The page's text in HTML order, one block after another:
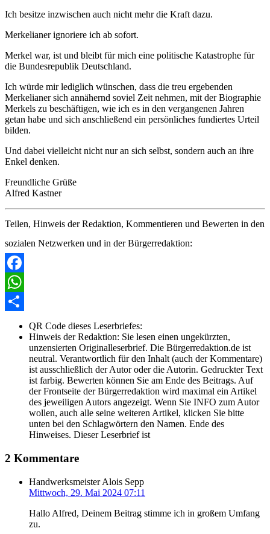
Ich besitze inzwischen auch nicht mehr die Kraft dazu.
Merkelianer ignoriere ich ab sofort.
Merkel war, ist und bleibt für mich eine politische Katastrophe für
die Bundesrepublik Deutschland.
Ich würde mir lediglich wünschen, dass die treu ergebenden
Merkelianer sich annähernd soviel Zeit nehmen, mit der Biographie
Merkels zu beschäftigen, wie ich es in den vergangenen Jahren
getan habe und sich anschließend ein persönliches fundiertes Urteil
bilden.
Und dabei vielleicht nicht nur an sich selbst, sondern auch an ihre
Enkel denken.
Freundliche Grüße
Alfred Kastner
Teilen, Hinweis der Redaktion, Kommentieren und Bewerten in den
sozialen Netzwerken und in der Bürgerredaktion:
Facebook
WhatsApp
QR Code dieses Leserbriefes:
Hinweis der Redaktion: Sie lesen einen ungekürzten,
unzensierten Originalleserbrief. Die Bürgerredaktion.de ist
neutral. Verantwortlich für den Inhalt (auch der Kommentare)
ist ausschließlich der Autor oder die Autorin. Gedruckter Text
ist farbig. Bewerten können Sie am Ende des Beitrags. Auf
der Frontseite der Bürgerredaktion wird maximal ein Artikel
des jeweiligen Autors angezeigt. Wenn Sie INFO zum Autor
wollen, auch alle seine weiteren Artikel, klicken Sie bitte
unten bei den Schlagwörtern den Namen. Ende des
Hinweises. Dieser Leserbrief ist
2 Kommentare
Handwerksmeister Alois Sepp
Mittwoch, 29. Mai 2024 07:11
Hallo Alfred, Deinem Beitrag stimme ich in großem Umfang
zu.